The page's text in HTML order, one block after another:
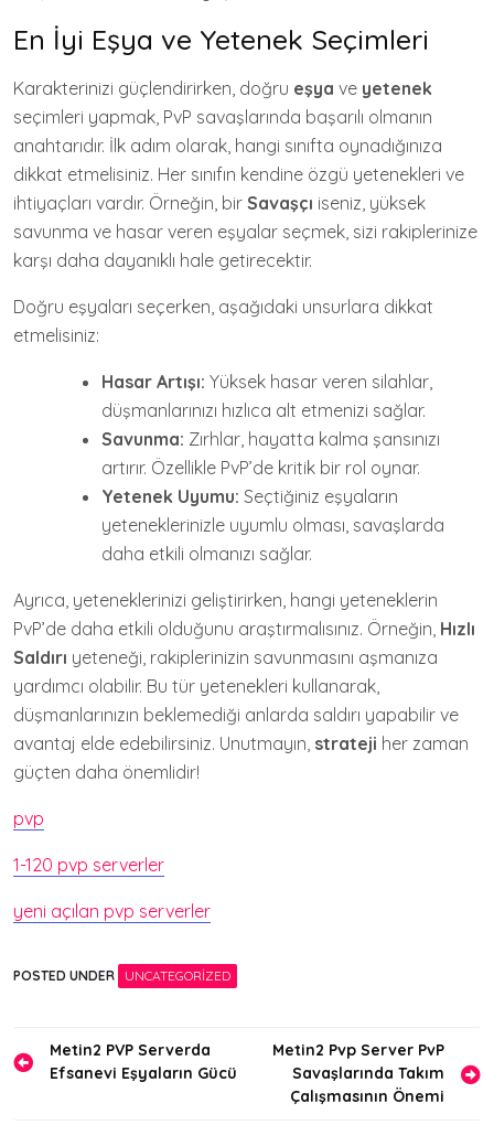
En İyi Eşya ve Yetenek Seçimleri
Karakterinizi güçlendirirken, doğru eşya ve yetenek
seçimleri yapmak, PvP savaşlarında başarılı olmanın
anahtarıdır. İlk adım olarak, hangi sınıfta oynadığınıza
dikkat etmelisiniz. Her sınıfın kendine özgü yetenekleri ve
ihtiyaçları vardır. Örneğin, bir Savaşçı iseniz, yüksek
savunma ve hasar veren eşyalar seçmek, sizi rakiplerinize
karşı daha dayanıklı hale getirecektir.
Doğru eşyaları seçerken, aşağıdaki unsurlara dikkat
etmelisiniz:
Hasar Artışı: Yüksek hasar veren silahlar,
düşmanlarınızı hızlıca alt etmenizi sağlar.
Savunma: Zırhlar, hayatta kalma şansınızı
artırır. Özellikle PvP’de kritik bir rol oynar.
Yetenek Uyumu: Seçtiğiniz eşyaların
yeteneklerinizle uyumlu olması, savaşlarda
daha etkili olmanızı sağlar.
Ayrıca, yeteneklerinizi geliştirirken, hangi yeteneklerin
PvP’de daha etkili olduğunu araştırmalısınız. Örneğin, Hızlı
Saldırı yeteneği, rakiplerinizin savunmasını aşmanıza
yardımcı olabilir. Bu tür yetenekleri kullanarak,
düşmanlarınızın beklemediği anlarda saldırı yapabilir ve
avantaj elde edebilirsiniz. Unutmayın, strateji her zaman
güçten daha önemlidir!
pvp
1-120 pvp serverler
yeni açılan pvp serverler
POSTED UNDER UNCATEGORIZED
Yazı
gezinmesi
Metin2 PVP Serverda
Efsanevi Eşyaların Gücü
Metin2 Pvp Server PvP
Savaşlarında Takım
Çalışmasının Önemi